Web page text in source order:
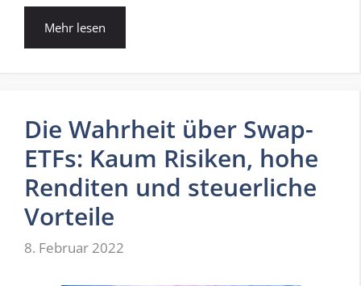
Mehr lesen
Die Wahrheit über Swap-
ETFs: Kaum Risiken, hohe
Renditen und steuerliche
Vorteile
8. Februar 2022